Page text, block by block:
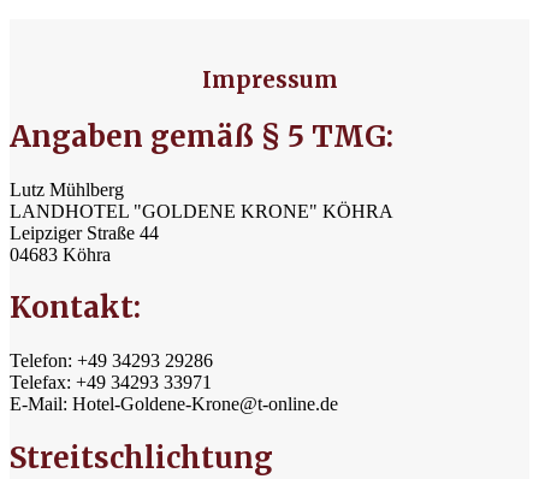
Impressum
Angaben gemäß § 5 TMG:
Lutz Mühlberg
LANDHOTEL "GOLDENE KRONE" KÖHRA
Leipziger Straße 44
04683 Köhra
Kontakt:
Telefon: +49 34293 29286
Telefax: +49 34293 33971
E-Mail: Hotel-Goldene-Krone@t-online.de
Streitschlichtung